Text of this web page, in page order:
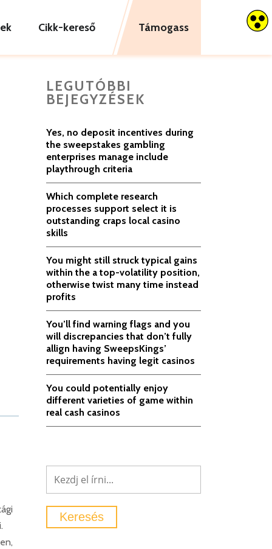
Cikk-kereső Támogass
LEGUTÓBBI
BEJEGYZÉSEK
Yes, no deposit incentives during
the sweepstakes gambling
enterprises manage include
playthrough criteria
Which complete research
processes support select it is
outstanding craps local casino
skills
You might still struck typical gains
within the a top-volatility position,
otherwise twist many time instead
profits
You’ll find warning flags and you
will discrepancies that don’t fully
allign having SweepsKings’
requirements having legit casinos
You could potentially enjoy
different varieties of game within
real cash casinos